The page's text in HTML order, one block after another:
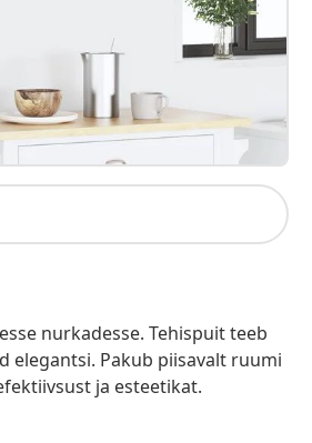
nurkadesse. Tehispuit teeb
elegantsi. Pakub piisavalt ruumi
ja esteetikat.